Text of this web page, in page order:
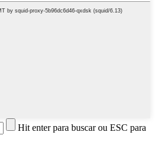
Hit enter para buscar ou ESC para